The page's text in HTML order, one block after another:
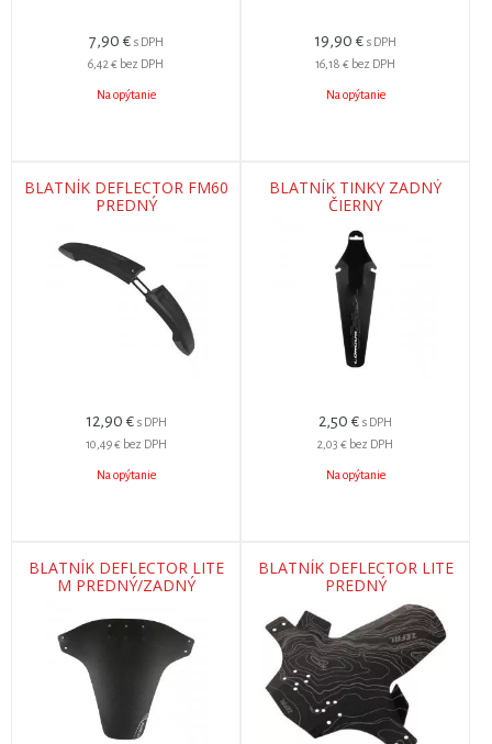
7,90 € s DPH
6,42 € bez DPH
Na opýtanie
19,90 € s DPH
16,18 € bez DPH
Na opýtanie
BLATNÍK DEFLECTOR FM60
PREDNÝ
12,90 € s DPH
10,49 € bez DPH
Na opýtanie
BLATNÍK TINKY ZADNÝ
ČIERNY
2,50 € s DPH
2,03 € bez DPH
Na opýtanie
BLATNÍK DEFLECTOR LITE
M PREDNÝ/ZADNÝ
BLATNÍK DEFLECTOR LITE
PREDNÝ